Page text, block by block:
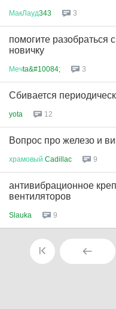
МакЛауд343 3
помогите разобраться
новичку
Мечta&#10084; 3
Сбивается
yota 12
Вопрос про железо и
храмовый Cadillac 9
антивибрационное
вентиляторов
Slauka 9